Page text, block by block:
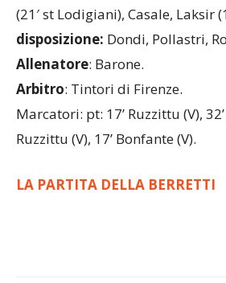
(21′ st Lodigiani), Casale, Laksir
disposizione: Dondi, Pollastri,
Allenatore: Barone.
Arbitro: Tintori di Firenze.
Marcatori: pt: 17’ Ruzzittu (V),
Ruzzittu (V), 17’ Bonfante (V).
LA PARTITA DELLA BERRETTI